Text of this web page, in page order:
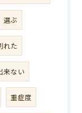
選ぶ
れた
来ない
重症度